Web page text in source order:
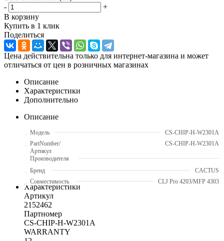
-
+
В корзину
Купить в 1 клик
Поделиться
Цена действительна только для интернет-магазина и может
отличаться от цен в розничных магазинах
Описание
Характеристики
Дополнительно
Описание
Модель
СS-CHIP-H-W2301A
PartNumber/
Артикул
Производителя
СS-CHIP-H-W2301A
Бренд
CACTUS
Совместимость
CLJ Pro 4203/MFP 4303
Характеристики
Артикул
2152462
Партномер
СS-CHIP-H-W2301A
WARRANTY